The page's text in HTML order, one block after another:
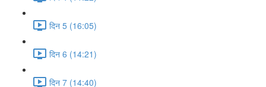
दिन 5 (16:05)
दिन 6 (14:21)
दिन 7 (14:40)